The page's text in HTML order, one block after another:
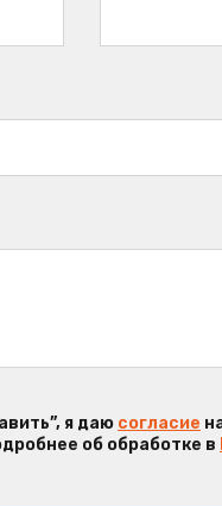
я даю согласие
об обработке в